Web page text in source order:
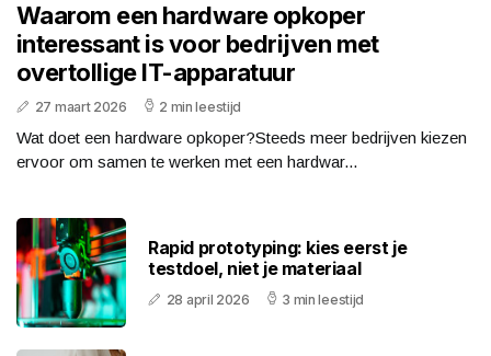
Waarom een hardware opkoper
interessant is voor bedrijven met
overtollige IT-apparatuur
27 maart 2026 2 min leestijd
Wat doet een hardware opkoper?Steeds meer bedrijven kiezen
ervoor om samen te werken met een hardwar...
Rapid prototyping: kies eerst je
testdoel, niet je materiaal
28 april 2026 3 min leestijd